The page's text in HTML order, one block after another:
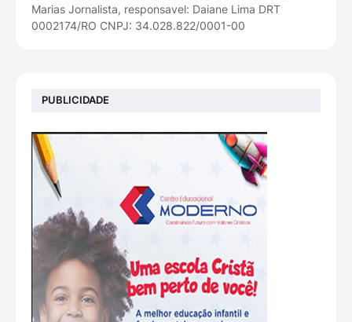
Marias Jornalista, responsavel: Daiane Lima DRT
0002174/RO CNPJ: 34.028.822/0001-00
PUBLICIDADE